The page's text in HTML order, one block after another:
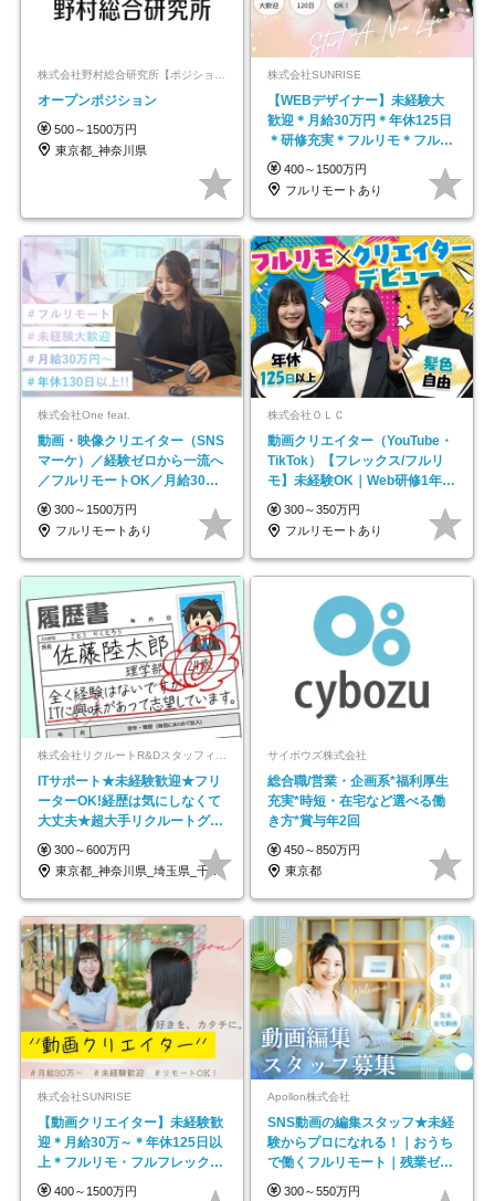
オープンポジション
500～1500万円
東京都_神奈川県
株式会社SUNRISE
【WEBデザイナー】未経験大
歓迎＊月給30万円＊年休125日
＊研修充実＊フルリモ＊フルフ
レックス＊
400～1500万円
フルリモートあり
株式会社One feat.
動画・映像クリエイター（SNS
マーケ）／経験ゼロから一流へ
／フルリモートOK／月給30万
円～／年休130日以上
300～1500万円
フルリモートあり
株式会社ＯＬＣ
動画クリエイター（YouTube・
TikTok）【フレックス/フルリ
モ】未経験OK｜Web研修1年間
｜副業OK
300～350万円
フルリモートあり
株式会社リクルートR&Dスタッフィング【リクルートグループ】
ITサポート★未経験歓迎★フリ
ーターOK!経歴は気にしなくて
大丈夫★超大手リクルートグル
ープの正社員/sg
300～600万円
東京都_神奈川県_埼玉県_千葉県_大阪府…
サイボウズ株式会社
総合職/営業・企画系*福利厚生
充実*時短・在宅など選べる働
き方*賞与年2回
450～850万円
東京都
株式会社SUNRISE
【動画クリエイター】未経験歓
迎＊月給30万～＊年休125日以
上＊フルリモ・フルフレックス
◆10名の採用が決定◆
400～1500万円
Apollon株式会社
SNS動画の編集スタッフ★未経
験からプロになれる！｜おうち
で働くフルリモート｜残業ゼロ
で18時退勤◎
300～550万円